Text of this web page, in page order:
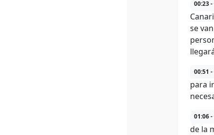
00:23 -
se
00:51
para
01:06 -
de la